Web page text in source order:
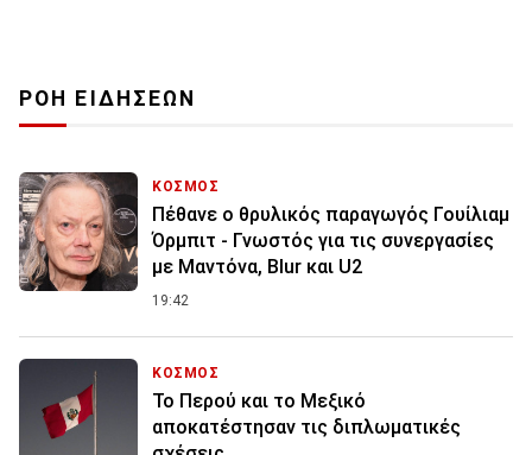
ΡΟΗ ΕΙΔΗΣΕΩΝ
ΚΟΣΜΟΣ
Πέθανε ο θρυλικός παραγωγός Γουίλιαμ
Όρμπιτ - Γνωστός για τις συνεργασίες
με Μαντόνα, Blur και U2
19:42
ΚΟΣΜΟΣ
Το Περού και το Μεξικό
αποκατέστησαν τις διπλωματικές